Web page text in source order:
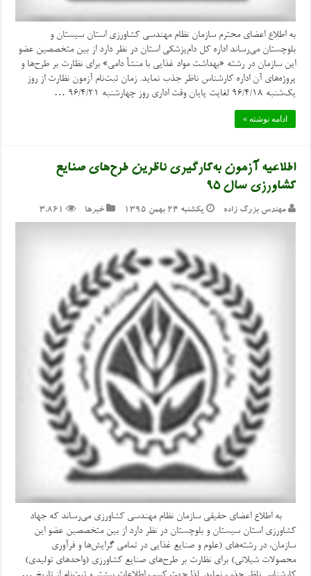
به اطلاع اعضای محترم سازمان نظام مهندسی کشاورزی استان سیستان و
بلوچستان می‌رساند اداره کل دام‌پزشکی استان در نظر دارد از بین متخصصین عضو
این سازمان در رشته «بهداشت مواد غذایی با منشأ دامی» برای نظارت بر طرح‌ها و
پروژه‌های آن اداره کارشناس ناظر جذب نماید. زمان ثبت‌نام آزمون نظارت از روز
یک‌شنبه ۹۶/۴/۱۸ لغایت پایان وقت اداری روز چهارشنبه ۹۶/۴/۲۱ …
ادامه نوشته »
اطلاعیه آزمون به‌کارگیری ناظرین طرح‌های صنایع
کشاورزی سال ۹۵
مهندس بزرگ زاده یکشنبه ۲۴ بهمن ۱۳۹۵ خبرها 3,861
به اطلاع اعضای حقیقی سازمان نظام مهندسی کشاورزی می‌رساند که جهاد
کشاورزی استان سیستان و بلوچستان در نظر دارد از بین متخصصین عضو این
سازمان، در رشته‌های (علوم و صنایع غذایی در تمامی گرایش‌ها و فرآوری
محصولات شیلاتی) برای نظارت بر طرح‌های صنایع کشاورزی (واحدهای تولیدی)